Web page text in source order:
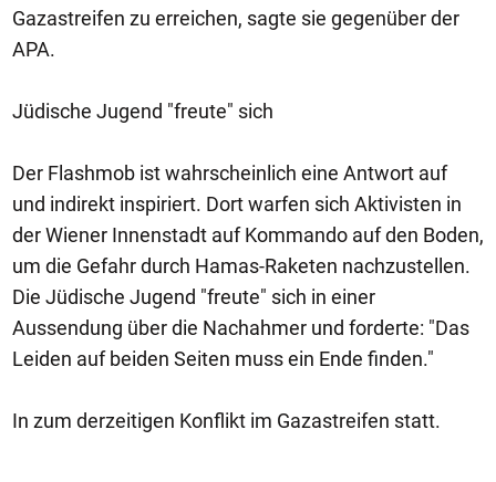
Gazastreifen zu erreichen, sagte sie gegenüber der
APA.
Jüdische Jugend "freute" sich
Der Flashmob ist wahrscheinlich eine Antwort auf
und indirekt inspiriert. Dort warfen sich Aktivisten in
der Wiener Innenstadt auf Kommando auf den Boden,
um die Gefahr durch Hamas-Raketen nachzustellen.
Die Jüdische Jugend "freute" sich in einer
Aussendung über die Nachahmer und forderte: "Das
Leiden auf beiden Seiten muss ein Ende finden."
In zum derzeitigen Konflikt im Gazastreifen statt.